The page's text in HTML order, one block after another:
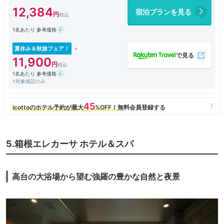
浴。ブッフェ式朝食は地下一階で。思った以上に内容が良かったです。地
元の特産物を使った漬け物やご飯のお供にいい料理が目立つ。お米は宮城
県産のひとめぼれで美味しい。ジュースは濃縮還元のようだが、チェーン
う。アジの開き、焼きそば、４種類のミニケーキが美味しかったです。
12,384 宿泊プランを見る
1名あたり 参考価格
夏休み＆秋旅フェア！
11,900
1名あたり 参考価格
※対象施設のみ
5.箱根エレカーサ ホテル＆スパ
高台の大浴場から望む強羅の豊かな自然と夜景